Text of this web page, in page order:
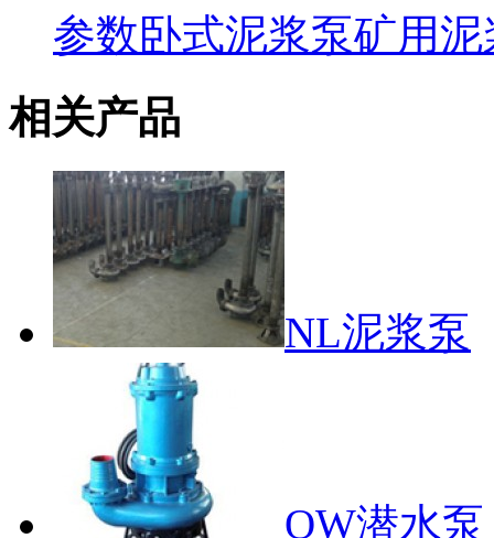
参数卧式泥浆泵矿用泥
相关产品
NL泥浆泵
QW潜水泵